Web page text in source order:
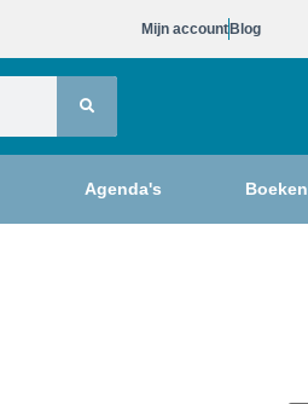
Mijn account Blog
Agenda's Boeken